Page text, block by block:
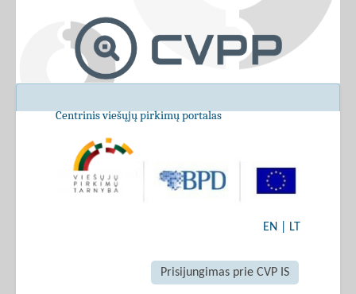
Centrinis viešųjų pirkimų portalas
EN LT
Prisijungimas prie CVP IS